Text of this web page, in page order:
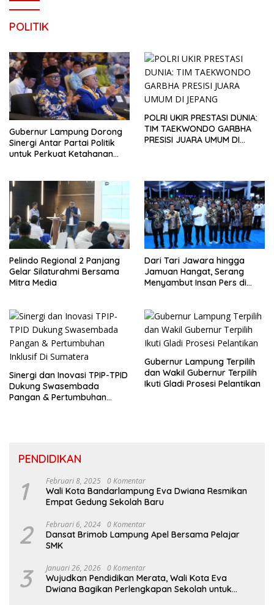
POLITIK
Gubernur Lampung Dorong
Sinergi Antar Partai Politik
untuk Perkuat Ketahanan
POLRI UKIR PRESTASI DUNIA:
TIM TAEKWONDO GARBHA
PRESISI JUARA UMUM DI
Pelindo Regional 2 Panjang
Gelar Silaturahmi Bersama
Mitra Media
Dari Tari Jawara hingga
Jamuan Hangat, Serang
Menyambut Insan Pers di
Sinergi dan Inovasi TPIP-TPID
Dukung Swasembada
Pangan & Pertumbuhan
Gubernur Lampung Terpilih
dan Wakil Gubernur Terpilih
Ikuti Gladi Prosesi Pelantikan
PENDIDIKAN
1 Februari 8, 2025 0 Komentar
Wali Kota Bandarlampung Eva Dwiana Resmikan
Empat Gedung Sekolah Baru
2 Februari 6, 2024 0 Komentar
Dansat Brimob Lampung Apel Bersama Pelajar
SMK
3 Januari 26, 2026 0 Komentar
Wujudkan Pendidikan Merata, Wali Kota Eva
Dwiana Bagikan Perlengkapan Sekolah untuk